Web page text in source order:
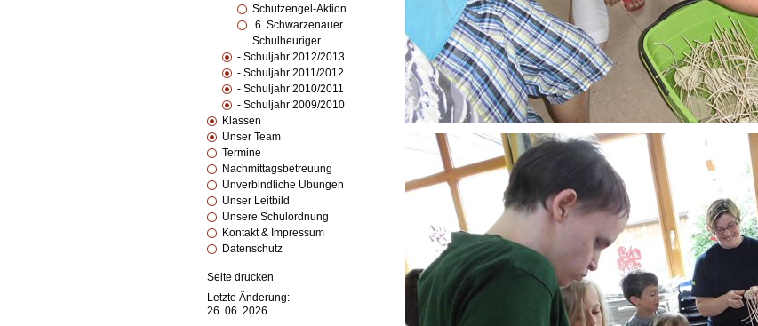
Schutzengel-Aktion
6. Schwarzenauer
Schulheuriger
- Schuljahr 2012/2013
- Schuljahr 2011/2012
- Schuljahr 2010/2011
- Schuljahr 2009/2010
Klassen
Unser Team
Termine
Nachmittagsbetreuung
Unverbindliche Übungen
Unser Leitbild
Unsere Schulordnung
Kontakt & Impressum
Datenschutz
Seite drucken
Letzte Änderung:
26. 06. 2026